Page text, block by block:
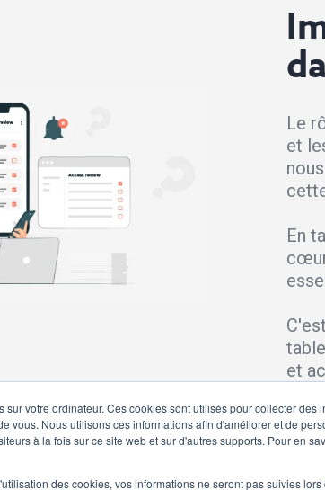
sur votre ordinateur. Ces cookies sont utilisés pour collecter
vous. Nous utilisons ces informations afin d'améliorer et de
à la fois sur ce site web et sur d'autres supports. Pour en
des cookies, vos informations ne seront pas suivies
Le
et
En
et